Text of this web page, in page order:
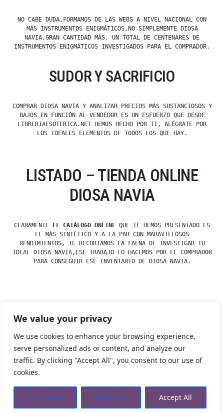
We value your privacy
We use cookies to enhance your browsing experience,
serve personalized ads or content, and analyze our
traffic. By clicking "Accept All", you consent to our use of
cookies.
Customize Reject All Accept All
NO CABE DUDA,FORMAMOS DE LAS WEBS A NIVEL NACIONAL CON
MÁS INSTRUMENTOS ENIGMÁTICOS,NO SIMPLEMENTE DIOSA
NAVIA,GRAN CANTIDAD MÁS, UN TOTAL DE CENTENARES DE
INSTRUMENTOS ENIGMÁTICOS INVESTIGADOS PARA EL COMPRADOR.
SUDOR Y SACRIFICIO
COMPRAR DIOSA NAVIA Y ANALIZAR PRECIOS MÁS SUSTANCIOSOS Y
BAJOS EN FUNCIÓN AL VENDEDOR ES UN ESFUERZO QUE DESDE
LIBRERIAESOTERICA.NET HEMOS HECHO POR TI, ALÉGRATE POR
LOS IDEALES ELEMENTOS DE TODOS LOS QUE HAY.
LISTADO – TIENDA ONLINE
DIOSA NAVIA
CLARAMENTE EL CATÁLOGO ONLINE QUE TE HEMOS PRESENTADO ES
EL MÁS SINTÉTICO Y A LA PAR CON MARAVILLOSOS
RENDIMIENTOS, TE RECORTAMOS LA FAENA DE INVESTIGAR TU
IDEAL DIOSA NAVIA,ESE TRABAJO LO HACEMOS POR EL COMPRADOR
PARA CONSEGUIR ESE INVENTARIO DE DIOSA NAVIA.
by
Posted
Dioses y Diosas
Tienda Esotérica Online – Librería Esotérica,Proudly
powered by WordPress.
Privacidad
Aviso Legal Cookies Web